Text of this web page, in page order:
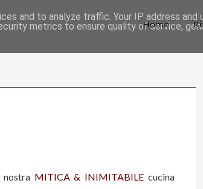
Home
MITICA & INIMITABILE cucina
and to analyze traffic. Your IP address and
metrics to ensure quality of service,